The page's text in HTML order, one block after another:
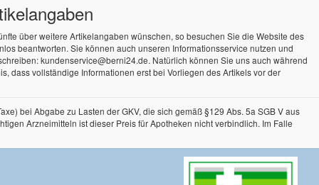
über weitere Artikelangaben wünschen, so besuchen Sie die Website des
beantworten. Sie können auch unseren Informationsservice nutzen und
kundenservice@berni24.de. Natürlich können Sie uns auch während
dass vollständige Informationen erst bei Vorliegen des Artikels vor der
bei Abgabe zu Lasten der GKV, die sich gemäß §129 Abs. 5a SGB V aus
Arzneimitteln ist dieser Preis für Apotheken nicht verbindlich. Im Falle